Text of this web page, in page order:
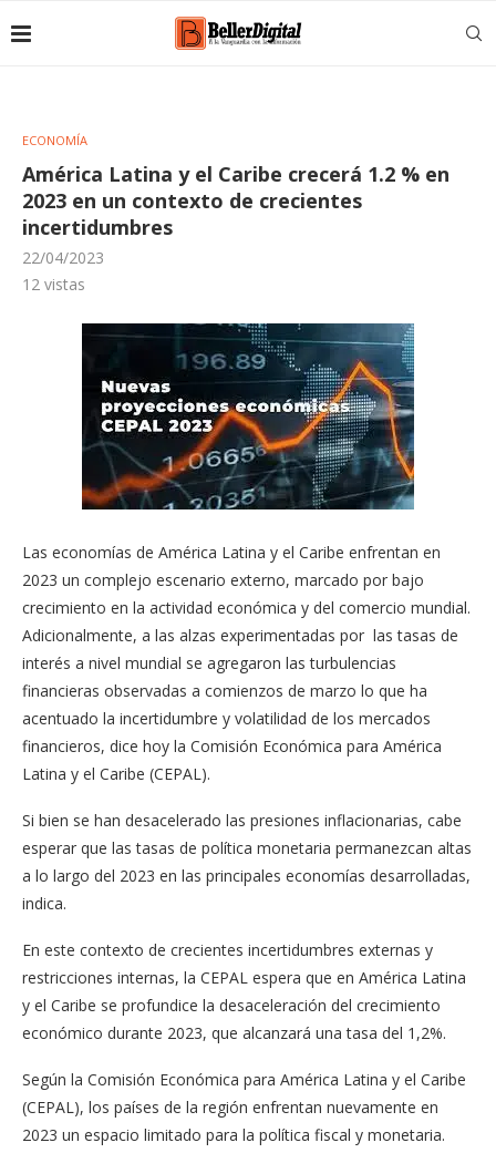
ECONOMÍA
América Latina y el Caribe crecerá 1.2 % en
2023 en un contexto de crecientes
incertidumbres
22/04/2023
12 vistas
Las economías de América Latina y el Caribe enfrentan en
2023 un complejo escenario externo, marcado por bajo
crecimiento en la actividad económica y del comercio mundial.
Adicionalmente, a las alzas experimentadas por las tasas de
interés a nivel mundial se agregaron las turbulencias
financieras observadas a comienzos de marzo lo que ha
acentuado la incertidumbre y volatilidad de los mercados
financieros, dice hoy la Comisión Económica para América
Latina y el Caribe (CEPAL).
Si bien se han desacelerado las presiones inflacionarias, cabe
esperar que las tasas de política monetaria permanezcan altas
a lo largo del 2023 en las principales economías desarrolladas,
indica.
En este contexto de crecientes incertidumbres externas y
restricciones internas, la CEPAL espera que en América Latina
y el Caribe se profundice la desaceleración del crecimiento
económico durante 2023, que alcanzará una tasa del 1,2%.
Según la Comisión Económica para América Latina y el Caribe
(CEPAL), los países de la región enfrentan nuevamente en
2023 un espacio limitado para la política fiscal y monetaria.